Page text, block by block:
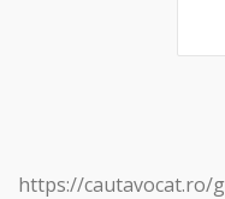
https://cautavocat.ro/